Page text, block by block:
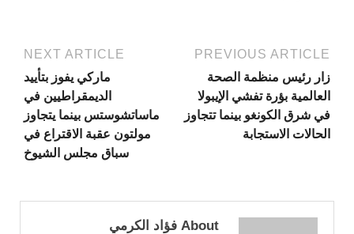
PREVIOUS ARTICLE
زار رئيس منظمة الصحة
العالمية بؤرة تفشي الإيبولا
في شرق الكونغو بينما تتجاوز
الحالات الاستجابة
NEXT ARTICLE
ماركي يفوز بتأييد
الديمقراطيين في
ماساتشوستس بينما يتجاوز
مولتون عقبة الاقتراع في
سباق مجلس الشيوخ
About فؤاد الكرمي